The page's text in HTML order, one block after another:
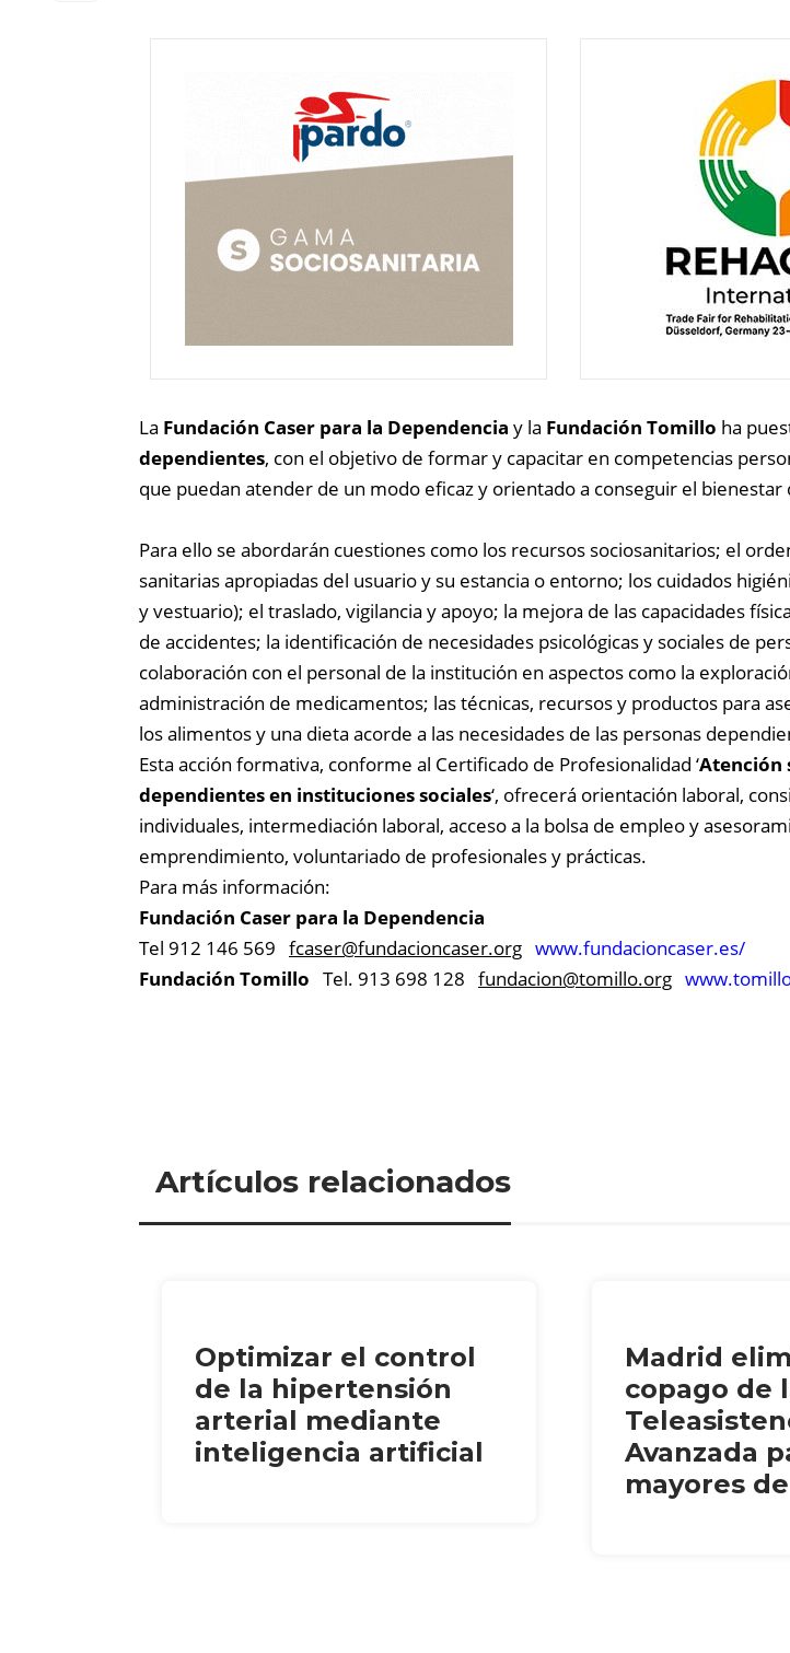
La Fundación Caser para la Dependencia y la Fundación Tomillo ha
dependientes, con el objetivo de formar y capacitar en competencias
que puedan atender de un modo eficaz y orientado a conseguir el bienestar
Para ello se abordarán cuestiones como los recursos sociosanitarios; el
sanitarias apropiadas del usuario y su estancia o entorno; los cuidados
y vestuario); el traslado, vigilancia y apoyo; la mejora de las capacidades
de accidentes; la identificación de necesidades psicológicas y sociales de
colaboración con el personal de la institución en aspectos como la
administración de medicamentos; las técnicas, recursos y productos para
los alimentos y una dieta acorde a las necesidades de las personas
Esta acción formativa, conforme al Certificado de Profesionalidad ‘Atención
dependientes en instituciones sociales‘, ofrecerá orientación laboral,
individuales, intermediación laboral, acceso a la bolsa de empleo y
emprendimiento, voluntariado de profesionales y prácticas.
Para más información:
Fundación Caser para la Dependencia
Tel 912 146 569 fcaser@fundacioncaser.org www.fundacioncaser.es/
Fundación Tomillo Tel. 913 698 128 fundacion@tomillo.org
Artículos relacionados
Optimizar el control
de la hipertensión
arterial mediante
inteligencia artificial
Madrid
copago de
Avanzada
mayores